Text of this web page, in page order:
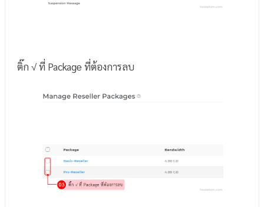
ติ๊ก √ ที่ Package ที่ต้องการลบ